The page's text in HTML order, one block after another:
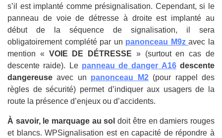
s’il est implanté comme présignalisation. Cependant, si le
panneau de voie de détresse à droite est implanté au
début de la séquence de signalisation, il sera
obligatoirement complété par un panonceau M9zavec la
mention « VOIE DE DÉTRESSE » (surtout en cas de
descente raide). Le panneau de danger A16descente
dangereuse avec un panonceau M2(pour rappel des
règles de sécurité) permet d’indiquer aux usagers de la
route la présence d’enjeux ou d’accidents.
À savoir, le marquage au sol doit être en damiers rouges
et blancs. WPSignalisation est en capacité de répondre à